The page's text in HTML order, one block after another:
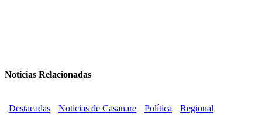
Noticias Relacionadas
Destacadas Noticias de Casanare Política Regional